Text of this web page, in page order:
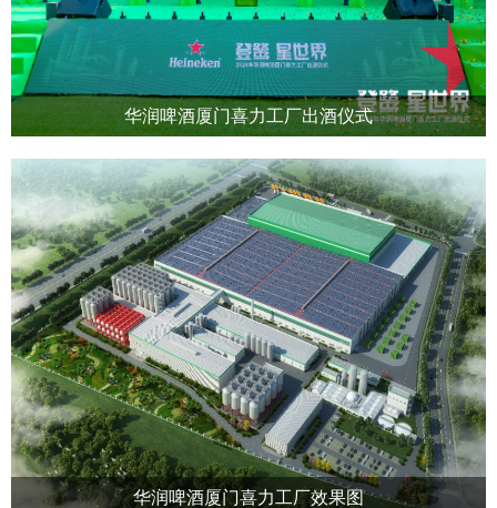
华润啤酒厦门喜力工厂出酒仪式
华润啤酒厦门喜力工厂效果图